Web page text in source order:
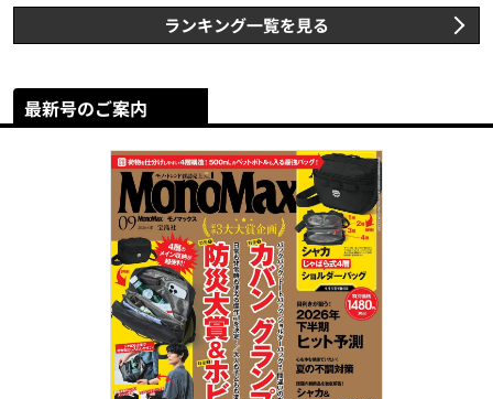
ランキング一覧を見る
最新号のご案内